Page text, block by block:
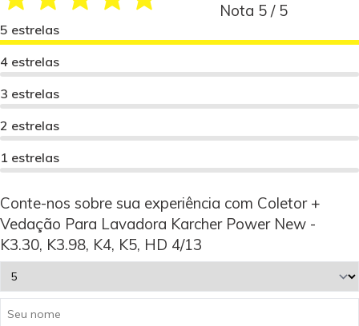
Nota 5 / 5
5 estrelas
4 estrelas
3 estrelas
2 estrelas
1 estrelas
Conte-nos sobre sua experiência com Coletor +
Vedação Para Lavadora Karcher Power New -
K3.30, K3.98, K4, K5, HD 4/13